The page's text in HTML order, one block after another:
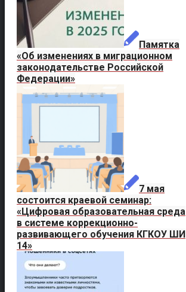
Памятка
«Об изменениях в миграционном
законодательстве Российской
Федерации»
7 мая
состоится краевой семинар:
«Цифровая образовательная среда
в системе коррекционно-
развивающего обучения КГКОУ ШИ
14»